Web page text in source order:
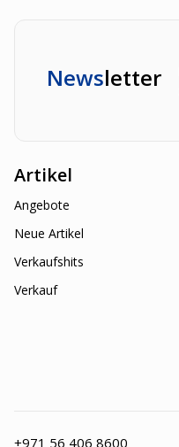
Newsletter
Artikel
Angebote
Neue Artikel
Verkaufshits
Verkauf
+971 56 406 8600